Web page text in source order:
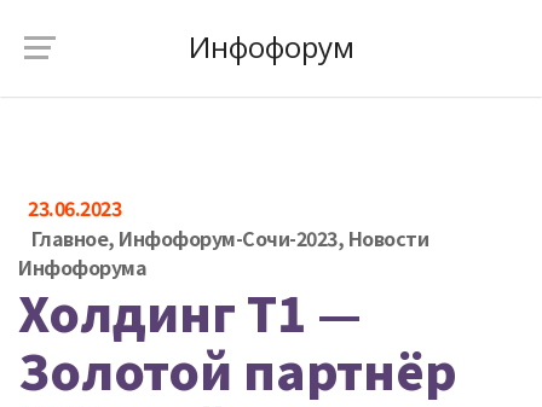
Инфофорум
23.06.2023
Главное, Инфофорум-Сочи-2023, Новости
Инфофорума
Холдинг Т1 —
Золотой партнёр